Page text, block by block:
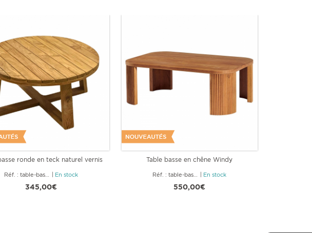
ronde en teck naturel vernis
Réf. : table-basse-teck-vernis-80 En stock
345,00€
Table basse en chêne Windy
Réf. : table-basse-windy En stock
550,00€